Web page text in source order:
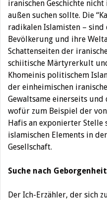
iranischen Geschichte
außen suchen sollte. Die
radikalen Islamisten –
Bevölkerung und ihre
Schattenseiten der
schiitische Märtyrerkult
Khomeinis politischem
der einheimischen
Gewaltsame einerseits
wofür zum Beispiel der
Hafis an exponierter Stelle
islamischen Elements in
Gesellschaft.
Suche nach
Der Ich-Erzähler, der sich